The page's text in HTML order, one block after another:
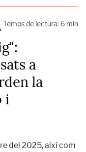
Temps de lectura: 6 min
a
la
i
del 2025, així com